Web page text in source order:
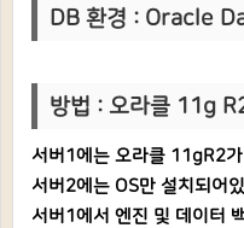
DB 환경 : Oracle
방법 : 오라클 11g
서버1에는 오라클 11gR2
서버2에는 OS만 설치되어
서버1에서 엔진 및 데이터